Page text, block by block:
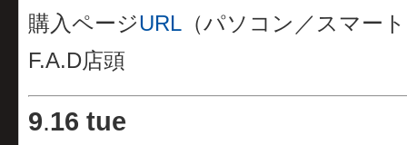
購入ページURL （パソコン／スマー
F.A.D店頭
9.16 tue